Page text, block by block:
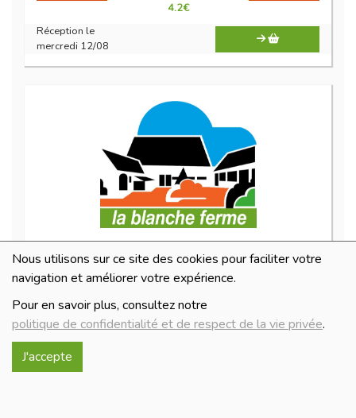
Nous utilisons sur ce site des cookies pour faciliter votre
navigation et améliorer votre expérience.
Pour en savoir plus, consultez notre
politique de confidentialité et de respect de la vie privée.
J'accepte
4.2€
Réception le
mercredi 12/08
Mélange 3 poivres 50 g
4.4€/pc
-
1 pc
4.4€
Réception le
mercredi 12/08